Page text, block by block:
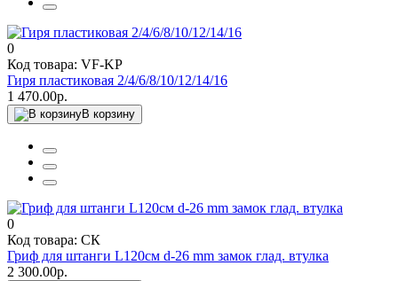
0
Код товара: VF-KP
Гиря пластиковая 2/4/6/8/10/12/14/16
1 470.00р.
В корзину
0
Код товара: СК
Гриф для штанги L120см d-26 mm замок глад. втулка
2 300.00р.